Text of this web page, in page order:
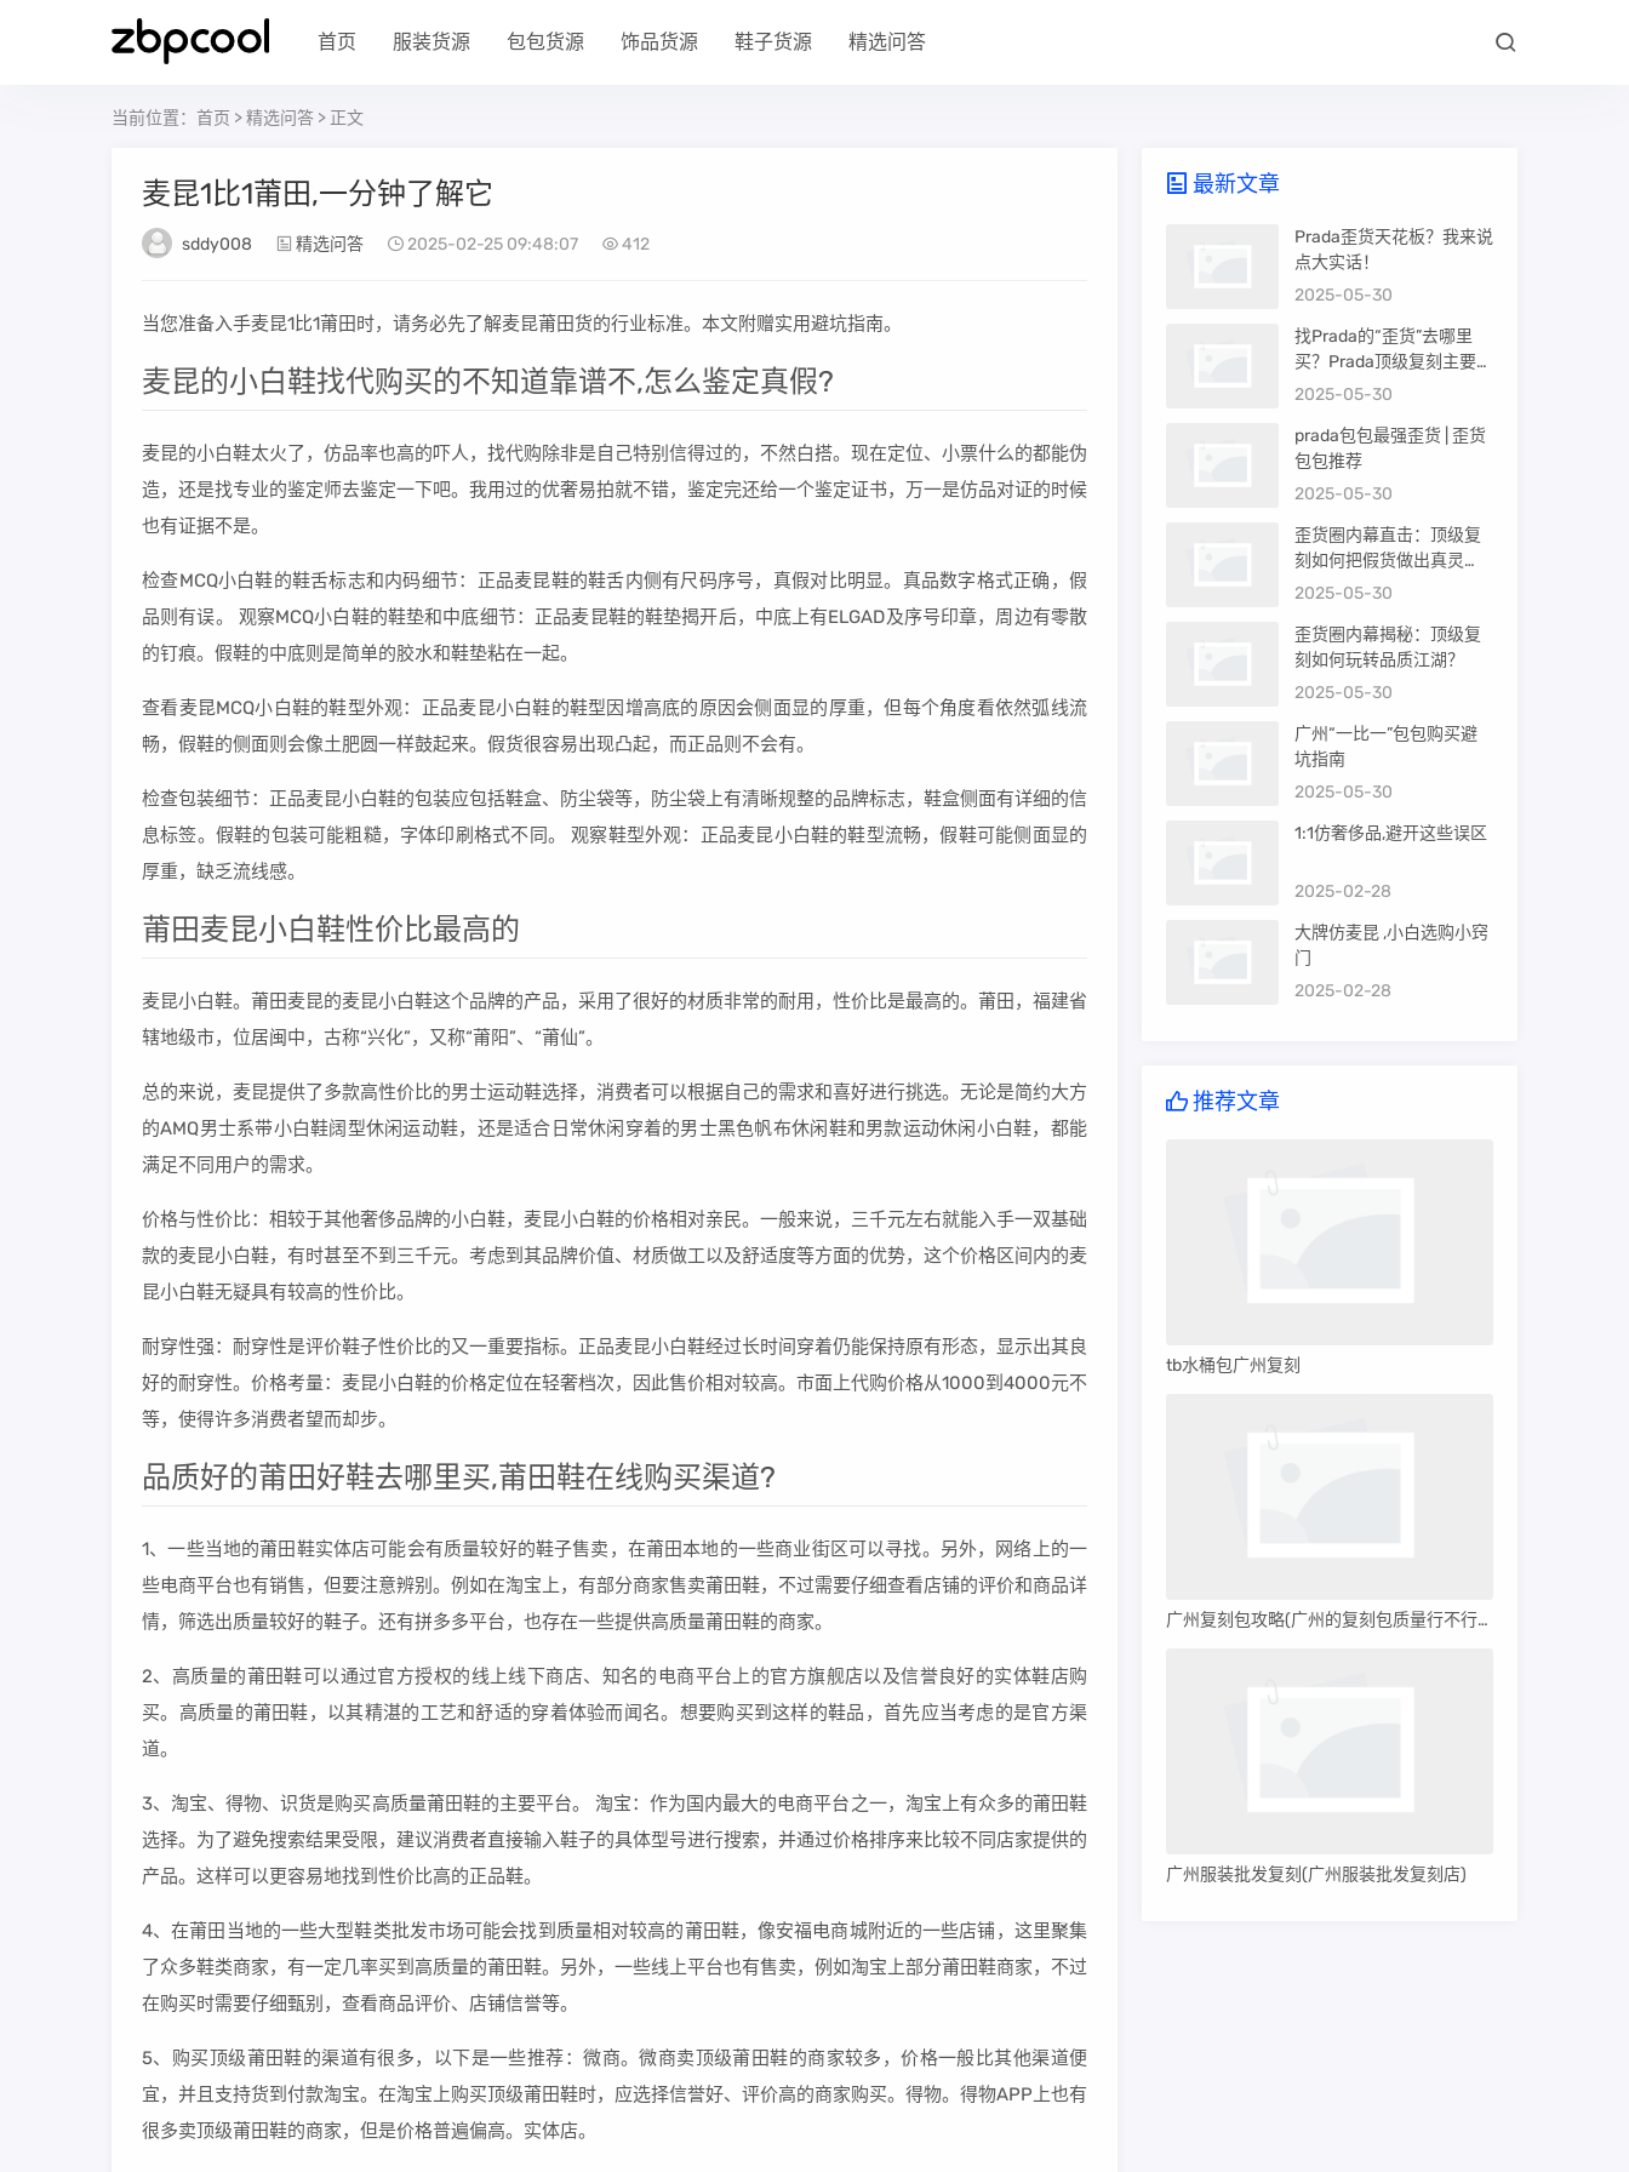
首页 服装货源 包包货源 饰品货源 鞋子货源 精选问答
当前位置： 首页 >精选问答 > 正文
麦昆1比1莆田,一分钟了解它
sddy008 精选问答 2025-02-25 09:48:07 412
当您准备入手麦昆1比1莆田时，请务必先了解麦昆莆田货的行业标准。本文附赠实用避坑指南。
麦昆的小白鞋找代购买的不知道靠谱不,怎么鉴定真假?
麦昆的小白鞋太火了，仿品率也高的吓人，找代购除非是自己特别信得过的，不然白搭。现在定位、小票什么的都能伪
造，还是找专业的鉴定师去鉴定一下吧。我用过的优奢易拍就不错，鉴定完还给一个鉴定证书，万一是仿品对证的时候
也有证据不是。
检查MCQ小白鞋的鞋舌标志和内码细节：正品麦昆鞋的鞋舌内侧有尺码序号，真假对比明显。真品数字格式正确，假
品则有误。 观察MCQ小白鞋的鞋垫和中底细节：正品麦昆鞋的鞋垫揭开后，中底上有ELGAD及序号印章，周边有零散
的钉痕。假鞋的中底则是简单的胶水和鞋垫粘在一起。
查看麦昆MCQ小白鞋的鞋型外观：正品麦昆小白鞋的鞋型因增高底的原因会侧面显的厚重，但每个角度看依然弧线流
畅，假鞋的侧面则会像土肥圆一样鼓起来。假货很容易出现凸起，而正品则不会有。
检查包装细节：正品麦昆小白鞋的包装应包括鞋盒、防尘袋等，防尘袋上有清晰规整的品牌标志，鞋盒侧面有详细的信
息标签。假鞋的包装可能粗糙，字体印刷格式不同。 观察鞋型外观：正品麦昆小白鞋的鞋型流畅，假鞋可能侧面显的
厚重，缺乏流线感。
莆田麦昆小白鞋性价比最高的
麦昆小白鞋。莆田麦昆的麦昆小白鞋这个品牌的产品，采用了很好的材质非常的耐用，性价比是最高的。莆田，福建省
辖地级市，位居闽中，古称“兴化”，又称“莆阳”、“莆仙”。
总的来说，麦昆提供了多款高性价比的男士运动鞋选择，消费者可以根据自己的需求和喜好进行挑选。无论是简约大方
的AMQ男士系带小白鞋阔型休闲运动鞋，还是适合日常休闲穿着的男士黑色帆布休闲鞋和男款运动休闲小白鞋，都能
满足不同用户的需求。
价格与性价比：相较于其他奢侈品牌的小白鞋，麦昆小白鞋的价格相对亲民。一般来说，三千元左右就能入手一双基础
款的麦昆小白鞋，有时甚至不到三千元。考虑到其品牌价值、材质做工以及舒适度等方面的优势，这个价格区间内的麦
昆小白鞋无疑具有较高的性价比。
耐穿性强：耐穿性是评价鞋子性价比的又一重要指标。正品麦昆小白鞋经过长时间穿着仍能保持原有形态，显示出其良
好的耐穿性。价格考量：麦昆小白鞋的价格定位在轻奢档次，因此售价相对较高。市面上代购价格从1000到4000元不
等，使得许多消费者望而却步。
品质好的莆田好鞋去哪里买,莆田鞋在线购买渠道?
1、一些当地的莆田鞋实体店可能会有质量较好的鞋子售卖，在莆田本地的一些商业街区可以寻找。另外，网络上的一
些电商平台也有销售，但要注意辨别。例如在淘宝上，有部分商家售卖莆田鞋，不过需要仔细查看店铺的评价和商品详
情，筛选出质量较好的鞋子。还有拼多多平台，也存在一些提供高质量莆田鞋的商家。
2、高质量的莆田鞋可以通过官方授权的线上线下商店、知名的电商平台上的官方旗舰店以及信誉良好的实体鞋店购
买。高质量的莆田鞋，以其精湛的工艺和舒适的穿着体验而闻名。想要购买到这样的鞋品，首先应当考虑的是官方渠
道。
3、淘宝、得物、识货是购买高质量莆田鞋的主要平台。 淘宝：作为国内最大的电商平台之一，淘宝上有众多的莆田鞋
选择。为了避免搜索结果受限，建议消费者直接输入鞋子的具体型号进行搜索，并通过价格排序来比较不同店家提供的
产品。这样可以更容易地找到性价比高的正品鞋。
4、在莆田当地的一些大型鞋类批发市场可能会找到质量相对较高的莆田鞋，像安福电商城附近的一些店铺，这里聚集
了众多鞋类商家，有一定几率买到高质量的莆田鞋。另外，一些线上平台也有售卖，例如淘宝上部分莆田鞋商家，不过
在购买时需要仔细甄别，查看商品评价、店铺信誉等。
5、购买顶级莆田鞋的渠道有很多，以下是一些推荐：微商。微商卖顶级莆田鞋的商家较多，价格一般比其他渠道便
宜，并且支持货到付款淘宝。在淘宝上购买顶级莆田鞋时，应选择信誉好、评价高的商家购买。得物。得物APP上也有
很多卖顶级莆田鞋的商家，但是价格普遍偏高。实体店。
最新文章
Prada歪货天花板？我来说
点大实话！
2025-05-30
找Prada的“歪货”去哪里
买？Prada顶级复刻主要渠
道盘点
2025-05-30
prada包包最强歪货 | 歪货
包包推荐
2025-05-30
歪货圈内幕直击：顶级复
刻如何把假货做出真灵
魂？
2025-05-30
歪货圈内幕揭秘：顶级复
刻如何玩转品质江湖？
2025-05-30
广州“一比一”包包购买避
坑指南
2025-05-30
1:1仿奢侈品,避开这些误区
2025-02-28
大牌仿麦昆 ,小白选购小窍
门
2025-02-28
推荐文章
tb水桶包广州复刻
广州复刻包攻略(广州的复刻包质量行不行呀)
广州服装批发复刻(广州服装批发复刻店)